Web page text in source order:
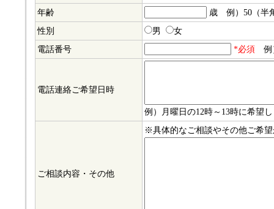
年齢
歳 例）50（半
性別
男
女
電話番号
*必須例
電話連絡ご希望日時
例）月曜日の12時～13時に希望
ご相談内容・その他
※具体的なご相談やその他ご希